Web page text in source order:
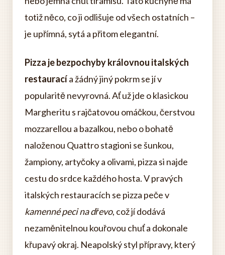
totiž něco, co ji odlišuje od všech ostatních –
je upřímná, sytá a přitom elegantní.
Pizza je bezpochyby královnou italských
restauracía žádný jiný pokrm se jí v
popularitě nevyrovná. Ať už jde o klasickou
Margheritu s rajčatovou omáčkou, čerstvou
mozzarellou a bazalkou, nebo o bohatě
naloženou Quattro stagioni se šunkou,
žampiony, artyčoky a olivami, pizza si najde
cestu do srdce každého hosta. V pravých
italských restauracích se pizza peče v
kamenné peci na dřevo, což jí dodává
nezaměnitelnou kouřovou chuť a dokonale
křupavý okraj. Neapolský styl přípravy, který